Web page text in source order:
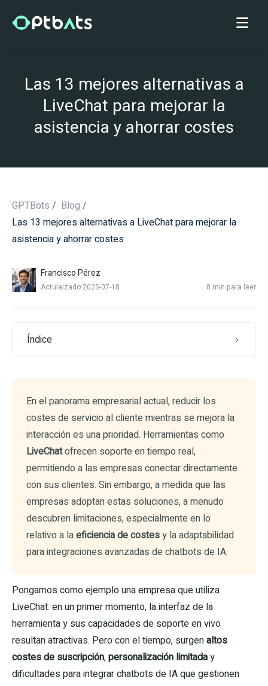
Las 13 mejores alternativas a
LiveChat para mejorar la
asistencia y ahorrar costes
GPTBots / Blog /
Las 13 mejores alternativas a LiveChat para mejorar la
asistencia y ahorrar costes
Francisco Pérez
Actulaizado:2025-07-18 8 min para leer
Índice
En el panorama empresarial actual, reducir los
costes de servicio al cliente mientras se mejora la
interacción es una prioridad. Herramientas como
LiveChatofrecen soporte en tiempo real,
permitiendo a las empresas conectar directamente
con sus clientes. Sin embargo, a medida que las
empresas adoptan estas soluciones, a menudo
descubren limitaciones, especialmente en lo
relativo a laeficiencia de costesy la adaptabilidad
para integraciones avanzadas de chatbots de IA.
Pongamos como ejemplo una empresa que utiliza
LiveChat: en un primer momento, la interfaz de la
herramienta y sus capacidades de soporte en vivo
resultan atractivas. Pero con el tiempo, surgenaltos
costes de suscripción,personalización limitaday
dificultades para integrar chatbots de IA que gestionen